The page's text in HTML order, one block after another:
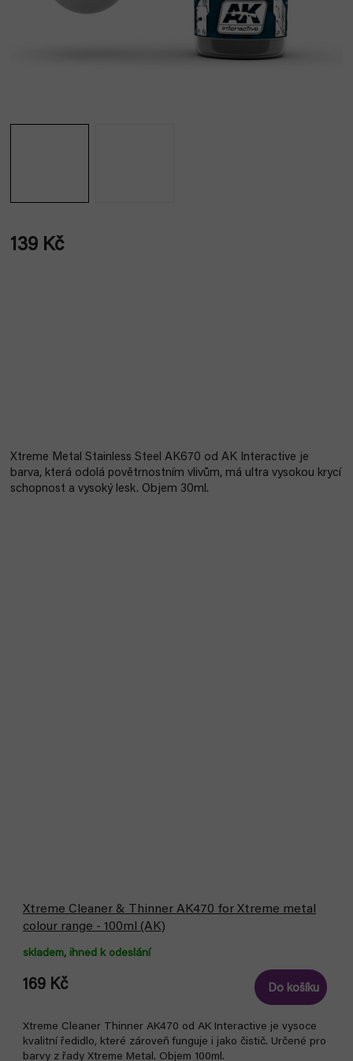
139 Kč
Xtreme Metal Stainless Steel AK670 od AK Interactive je
barva, která odolá povětrnostním vlivům, má ultra vysokou krycí
schopnost a vysoký lesk. Objem 30ml.
Xtreme Cleaner & Thinner AK470 for Xtreme metal
colour range - 100ml (AK)
skladem, ihned k odeslání
169 Kč Do košíku
Xtreme Cleaner Thinner AK470 od AK Interactive je vysoce
kvalitní ředidlo, které zároveň funguje i jako čistič. Určené pro
barvy z řady Xtreme Metal. Objem 100ml.